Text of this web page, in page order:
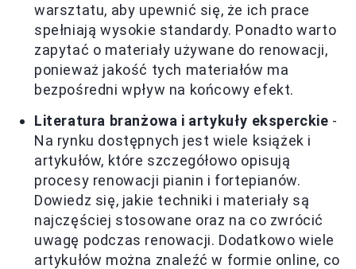
warsztatu, aby upewnić się, że ich prace
spełniają wysokie standardy. Ponadto warto
zapytać o materiały używane do renowacji,
ponieważ jakość tych materiałów ma
bezpośredni wpływ na końcowy efekt.
Literatura branżowa i artykuły eksperckie -
Na rynku dostępnych jest wiele książek i
artykułów, które szczegółowo opisują
procesy renowacji pianin i fortepianów.
Dowiedz się, jakie techniki i materiały są
najczęściej stosowane oraz na co zwrócić
uwagę podczas renowacji. Dodatkowo wiele
artykułów można znaleźć w formie online, co